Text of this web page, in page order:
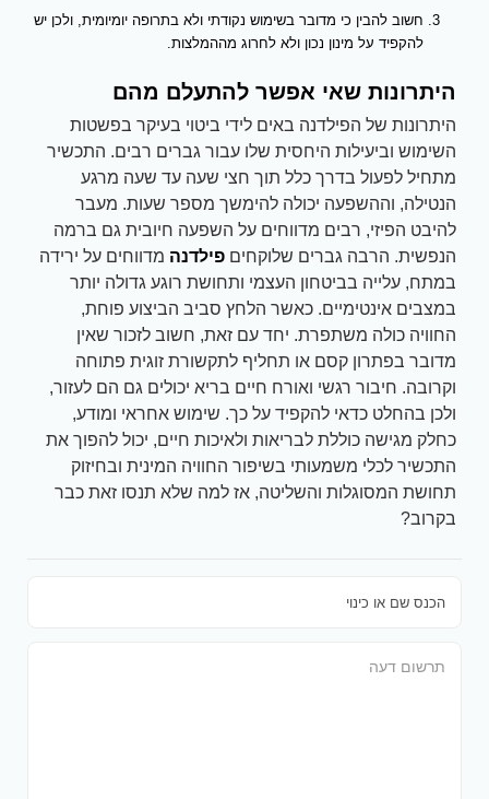
חשוב להבין כי מדובר בשימוש נקודתי ולא בתרופה יומיומית, ולכן יש
להקפיד על מינון נכון ולא לחרוג מההמלצות.
היתרונות שאי אפשר להתעלם מהם
היתרונות של הפילדנה באים לידי ביטוי בעיקר בפשטות
השימוש וביעילות היחסית שלו עבור גברים רבים. התכשיר
מתחיל לפעול בדרך כלל תוך חצי שעה עד שעה מרגע
הנטילה, וההשפעה יכולה להימשך מספר שעות. מעבר
להיבט הפיזי, רבים מדווחים על השפעה חיובית גם ברמה
הנפשית. הרבה גברים שלוקחיםפילדנה מדווחים על ירידה
במתח, עלייה בביטחון העצמי ותחושת רוגע גדולה יותר
במצבים אינטימיים. כאשר הלחץ סביב הביצוע פוחת,
החוויה כולה משתפרת. יחד עם זאת, חשוב לזכור שאין
מדובר בפתרון קסם או תחליף לתקשורת זוגית פתוחה
וקרובה. חיבור רגשי ואורח חיים בריא יכולים גם הם לעזור,
ולכן בהחלט כדאי להקפיד על כך. שימוש אחראי ומודע,
כחלק מגישה כוללת לבריאות ולאיכות חיים, יכול להפוך את
התכשיר לכלי משמעותי בשיפור החוויה המינית ובחיזוק
תחושת המסוגלות והשליטה, אז למה שלא תנסו זאת כבר
בקרוב?